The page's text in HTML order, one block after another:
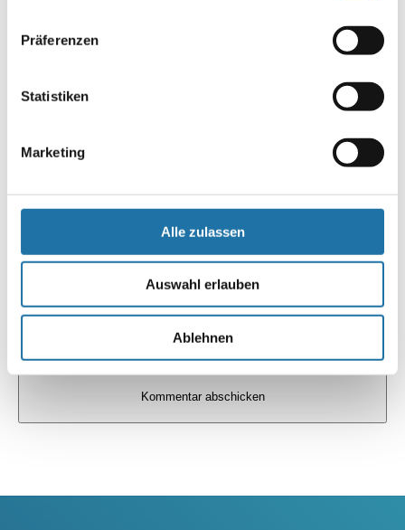
Präferenzen
Statistiken
Marketing
Alle zulassen
Auswahl erlauben
Ablehnen